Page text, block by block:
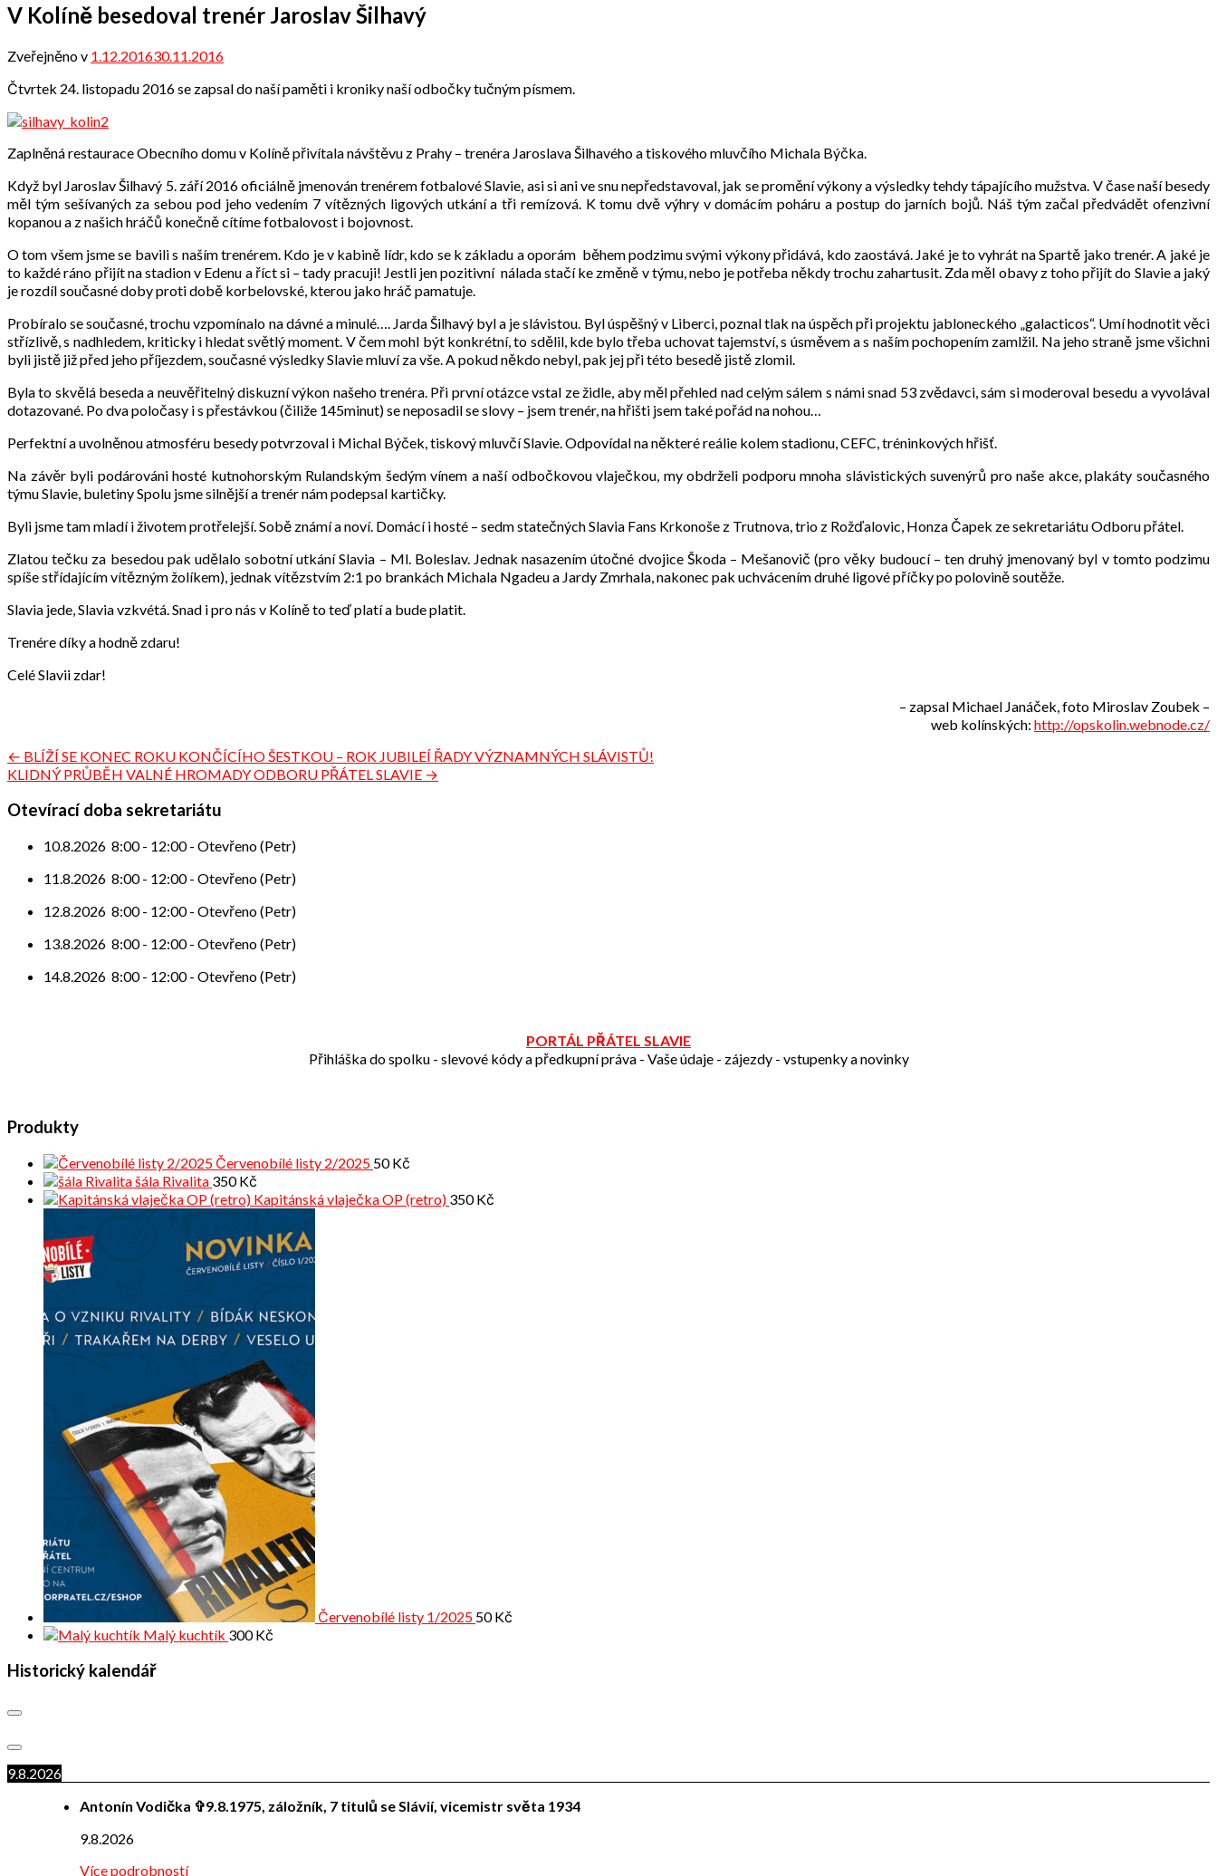
V Kolíně besedoval trenér Jaroslav Šilhavý
Zveřejněno v 1.12.201630.11.2016
Janáček
Čtvrtek 24. listopadu 2016 se zapsal do naší paměti i kroniky naší odbočky tučným písmem.
Zaplněná restaurace Obecního domu v Kolíně přivítala návštěvu z Prahy – trenéra Jaroslava Šilhavého a tiskového mluvčího Michala Býčka.
Když byl Jaroslav Šilhavý 5. září 2016 oficiálně jmenován trenérem fotbalové Slavie, asi si ani ve snu nepředstavoval, jak se promění výkony a výsledky tehdy tápajícího mužstva. V čase naší besedy
měl tým sešívaných za sebou pod jeho vedením 7 vítězných ligových utkání a tři remízová. K tomu dvě výhry v domácím poháru a postup do jarních bojů. Náš tým začal předvádět ofenzivní
kopanou a z našich hráčů konečně cítíme fotbalovost i bojovnost.
O tom všem jsme se bavili s naším trenérem. Kdo je v kabině lídr, kdo se k základu a oporám během podzimu svými výkony přidává, kdo zaostává. Jaké je to vyhrát na Spartě jako trenér. A jaké je
to každé ráno přijít na stadion v Edenu a říct si – tady pracuji! Jestli jen pozitivní nálada stačí ke změně v týmu, nebo je potřeba někdy trochu zahartusit. Zda měl obavy z toho přijít do Slavie a jaký
je rozdíl současné doby proti době korbelovské, kterou jako hráč pamatuje.
Probíralo se současné, trochu vzpomínalo na dávné a minulé…. Jarda Šilhavý byl a je slávistou. Byl úspěšný v Liberci, poznal tlak na úspěch při projektu jabloneckého „galacticos“. Umí hodnotit věci
střízlivě, s nadhledem, kriticky i hledat světlý moment. V čem mohl být konkrétní, to sdělil, kde bylo třeba uchovat tajemství, s úsměvem a s naším pochopením zamlžil. Na jeho straně jsme všichni
byli jistě již před jeho příjezdem, současné výsledky Slavie mluví za vše. A pokud někdo nebyl, pak jej při této besedě jistě zlomil.
Byla to skvělá beseda a neuvěřitelný diskuzní výkon našeho trenéra. Při první otázce vstal ze židle, aby měl přehled nad celým sálem s námi snad 53 zvědavci, sám si moderoval besedu a vyvolával
dotazované. Po dva poločasy i s přestávkou (čiliže 145minut) se neposadil se slovy – jsem trenér, na hřišti jsem také pořád na nohou…
Perfektní a uvolněnou atmosféru besedy potvrzoval i Michal Býček, tiskový mluvčí Slavie. Odpovídal na některé reálie kolem stadionu, CEFC, tréninkových hřišť.
Na závěr byli podárováni hosté kutnohorským Rulandským šedým vínem a naší odbočkovou vlaječkou, my obdrželi podporu mnoha slávistických suvenýrů pro naše akce, plakáty současného
týmu Slavie, buletiny Spolu jsme silnější a trenér nám podepsal kartičky.
Byli jsme tam mladí i životem protřelejší. Sobě známí a noví. Domácí i hosté – sedm statečných Slavia Fans Krkonoše z Trutnova, trio z Rožďalovic, Honza Čapek ze sekretariátu Odboru přátel.
Zlatou tečku za besedou pak udělalo sobotní utkání Slavia – Ml. Boleslav. Jednak nasazením útočné dvojice Škoda – Mešanovič (pro věky budoucí – ten druhý jmenovaný byl v tomto podzimu
spíše střídajícím vítězným žolíkem), jednak vítězstvím 2:1 po brankách Michala Ngadeu a Jardy Zmrhala, nakonec pak uchvácením druhé ligové příčky po polovině soutěže.
Slavia jede, Slavia vzkvétá. Snad i pro nás v Kolíně to teď platí a bude platit.
Trenére díky a hodně zdaru!
Celé Slavii zdar!
– zapsal Michael Janáček, foto Miroslav Zoubek –
web kolínských: http://opskolin.webnode.cz/
Navigace
pro
příspěvek
← BLÍŽÍ SE KONEC ROKU KONČÍCÍHO ŠESTKOU – ROK JUBILEÍ ŘADY VÝZNAMNÝCH SLÁVISTŮ!
KLIDNÝ PRŮBĚH VALNÉ HROMADY ODBORU PŘÁTEL SLAVIE →
Otevírací doba sekretariátu
10.8.2026 8:00- 12:00- Otevřeno (Petr)
11.8.2026 8:00- 12:00- Otevřeno (Petr)
12.8.2026 8:00- 12:00- Otevřeno (Petr)
13.8.2026 8:00- 12:00- Otevřeno (Petr)
14.8.2026 8:00- 12:00- Otevřeno (Petr)
PORTÁL PŘÁTEL SLAVIE
Přihláška do spolku - slevové kódy a předkupní práva - Vaše údaje - zájezdy - vstupenky a novinky
Produkty
Červenobílé listy 2/2025 50Kč
šála Rivalita 350Kč
Kapitánská vlaječka OP (retro) 350Kč
Červenobílé listy 1/2025 50Kč
Malý kuchtík 300Kč
Historický kalendář
9.8.2026
Antonín Vodička ✞9.8.1975, záložník, 7 titulů se Slávií, vicemistr světa 1934
9.8.2026
Více podrobností